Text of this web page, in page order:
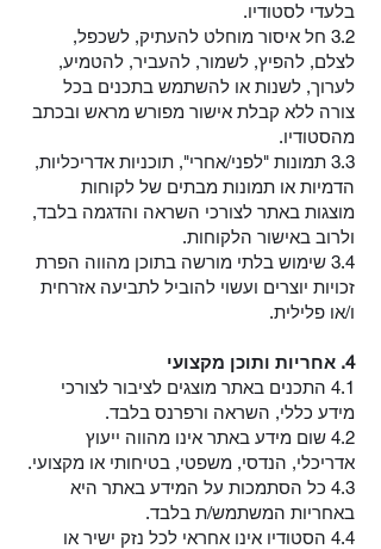
בלעדי לסטודיו.
3.2 חל איסור מוחלט להעתיק, לשכפל,
לצלם, להפיץ, לשמור, להעביר, להטמיע,
לערוך, לשנות או להשתמש בתכנים בכל
צורה ללא קבלת אישור מפורש מראש ובכתב
מהסטודיו.
3.3 תמונות "לפני/אחרי", תוכניות אדריכליות,
הדמיות או תמונות מבתים של לקוחות
מוצגות באתר לצורכי השראה והדגמה בלבד,
ולרוב באישור הלקוחות.
3.4 שימוש בלתי מורשה בתוכן מהווה הפרת
זכויות יוצרים ועשוי להוביל לתביעה אזרחית
ו/או פלילית.
4. אחריות ותוכן מקצועי
4.1 התכנים באתר מוצגים לציבור לצורכי
מידע כללי, השראה ורפרנס בלבד.
4.2 שום מידע באתר אינו מהווה ייעוץ
אדריכלי, הנדסי, משפטי, בטיחותי או מקצועי.
4.3 כל הסתמכות על המידע באתר היא
באחריות המשתמש/ת בלבד.
4.4 הסטודיו אינו אחראי לכל נזק ישיר או